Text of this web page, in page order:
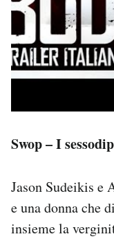
Swop – I
Jason Sudeikis e
e una donna che
insieme la